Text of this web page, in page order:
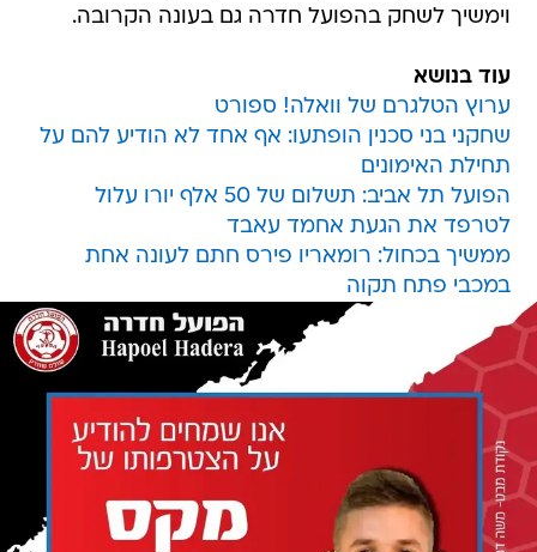
וימשיך לשחק בהפועל חדרה גם בעונה הקרובה.
עוד בנושא
ערוץ הטלגרם של וואלה! ספורט
שחקני בני סכנין הופתעו: אף אחד לא הודיע להם על
תחילת האימונים
הפועל תל אביב: תשלום של 50 אלף יורו עלול
לטרפד את הגעת אחמד עאבד
ממשיך בכחול: רומאריו פירס חתם לעונה אחת
במכבי פתח תקוה